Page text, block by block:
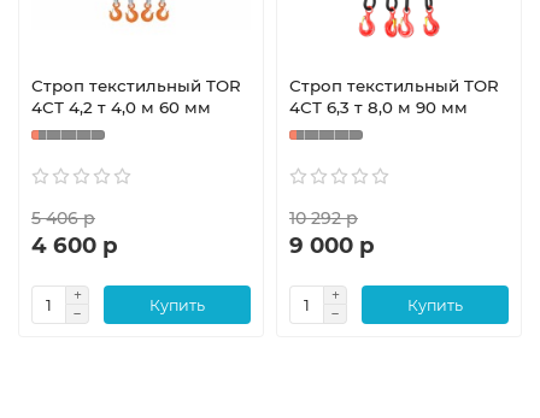
Строп текстильный TOR
4СТ 4,2 т 4,0 м 60 мм
5 406 р
4 600 р
Купить
Строп текстильный TOR
4СТ 6,3 т 8,0 м 90 мм
10 292 р
9 000 р
Купить